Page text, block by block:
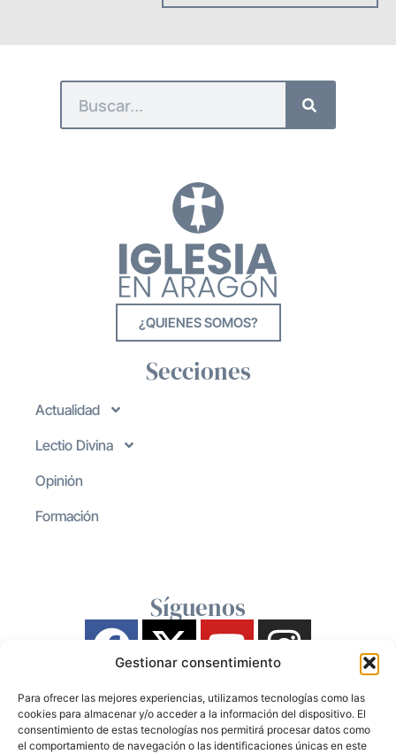
Gestionar consentimiento
Para ofrecer las mejores experiencias, utilizamos tecnologías como las
cookies para almacenar y/o acceder a la información del dispositivo. El
consentimiento de estas tecnologías nos permitirá procesar datos como
el comportamiento de navegación o las identificaciones únicas en este
¿QUIENES SOMOS?
Secciones
Actualidad
Lectio Divina
Opinión
Formación
Síguenos